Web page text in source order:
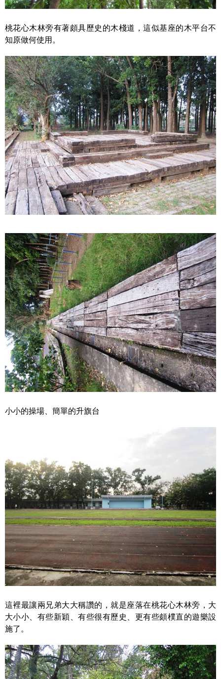
桃花心木林旁有著頗具歷史的木棧道，這似基座的木平台不
知原做何使用。
小小的操場、簡單的升旗台
這裡最讓兩兄弟大大稱讚的，就是座落在桃花心木林旁，大
大小小、有些新穎、有些很有歷史、更有些頗樸直的遊樂設
施了。